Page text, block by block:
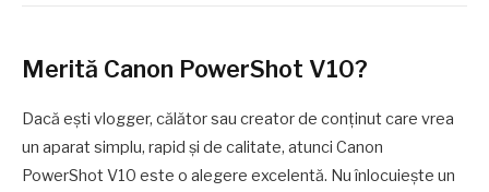
Merită Canon PowerShot V10?
Dacă ești vlogger, călător sau creator de conținut care vrea
un aparat simplu, rapid și de calitate, atunci Canon
PowerShot V10 este o alegere excelentă. Nu înlocuiește un